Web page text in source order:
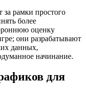
за рамки простого
более
оценку
они разрабатывают
данных,
начинание.
для